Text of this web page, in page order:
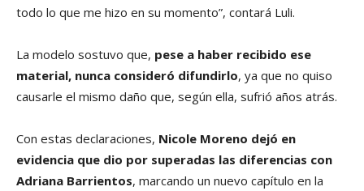
todo lo que me hizo en su momento”, contará Luli.
La modelo sostuvo que, pese a haber recibido ese
material, nunca consideró difundirlo, ya que no quiso
causarle el mismo daño que, según ella, sufrió años atrás.
Con estas declaraciones, Nicole Moreno dejó en
evidencia que dio por superadas las diferencias con
Adriana Barrientos, marcando un nuevo capítulo en la